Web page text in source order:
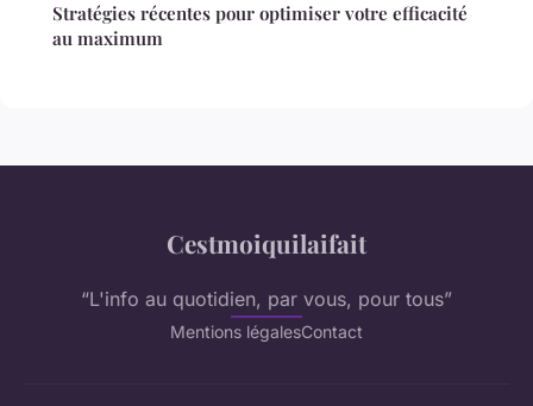
Stratégies récentes pour optimiser votre efficacité
au maximum
Cestmoiquilaifait
“L'info au quotidien, par vous, pour tous”
Mentions légalesContact